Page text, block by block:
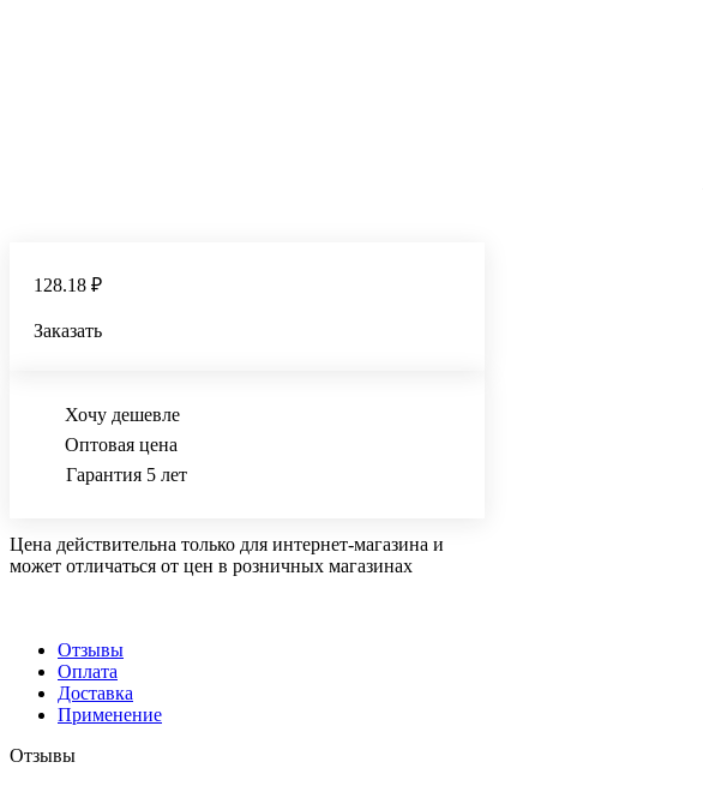
128.18 ₽
Заказать
Хочу дешевле
Оптовая цена
Гарантия 5 лет
Цена действительна только для интернет-магазина и
может отличаться от цен в розничных магазинах
Отзывы
Оплата
Доставка
Применение
Отзывы